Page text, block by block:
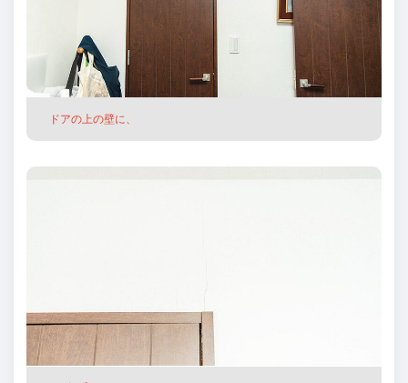
ドアの上の壁に、